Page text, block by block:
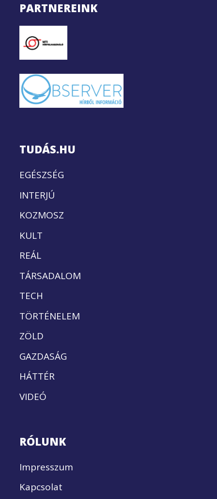
PARTNEREINK
TUDÁS.HU
EGÉSZSÉG
INTERJÚ
KOZMOSZ
KULT
REÁL
TÁRSADALOM
TECH
TÖRTÉNELEM
ZÖLD
GAZDASÁG
HÁTTÉR
VIDEÓ
RÓLUNK
Impresszum
Kapcsolat